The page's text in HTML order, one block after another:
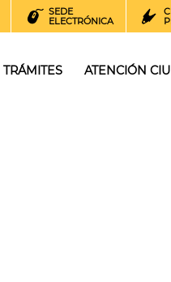
SEDE
ELECTRÓNICA
TRÁMITES ATENCIÓN